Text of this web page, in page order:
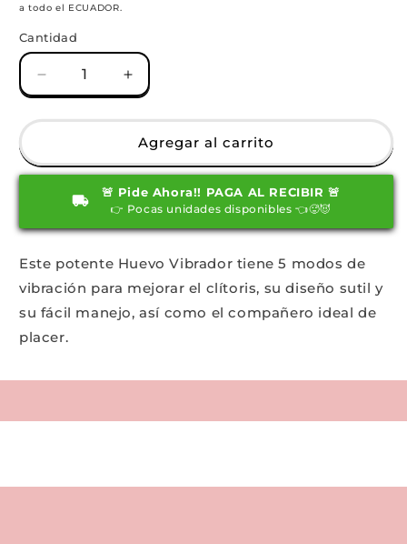
oferta
a todo el ECUADOR.
Cantidad
Reducir
cantidad
para
vibrador
Catiope
Aumentar
cantidad
para
Huevo
vibrador
Catiope
Agregar al carrito
🚨 Pide Ahora!! PAGA AL RECIBIR 🚨
👉 Pocas unidades disponibles 👈🥵😈
Este potente Huevo Vibrador tiene 5 modos de
vibración para mejorar el clítoris, su diseño sutil y
su fácil manejo, así como el compañero ideal de
placer.